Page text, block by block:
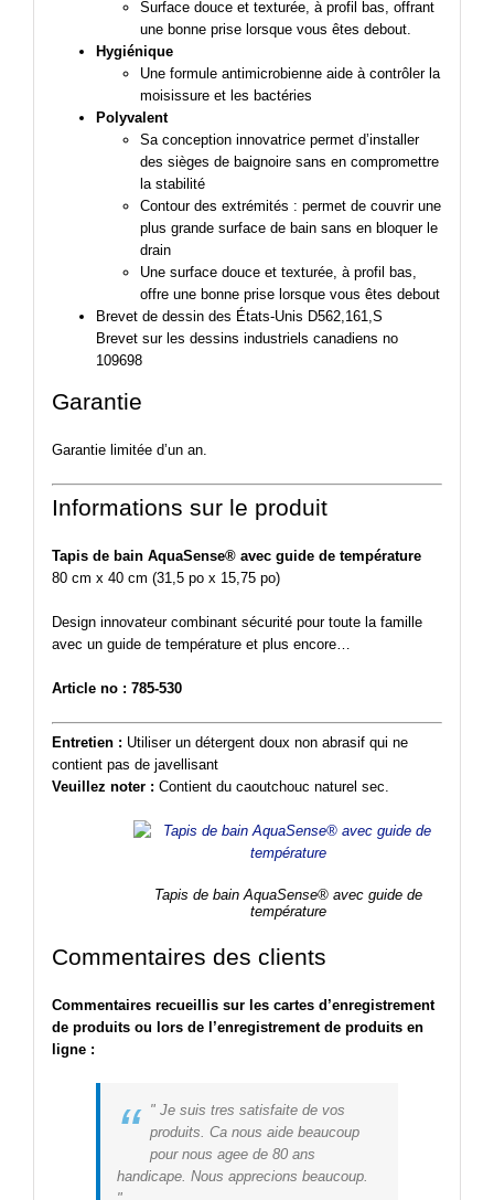
Surface douce et texturée, à profil bas, offrant
une bonne prise lorsque vous êtes debout.
Hygiénique
Une formule antimicrobienne aide à contrôler la
moisissure et les bactéries
Polyvalent
Sa conception innovatrice permet d’installer
des sièges de baignoire sans en compromettre
la stabilité
Contour des extrémités : permet de couvrir une
plus grande surface de bain sans en bloquer le
drain
Une surface douce et texturée, à profil bas,
offre une bonne prise lorsque vous êtes debout
Brevet de dessin des États-Unis D562,161,S
Brevet sur les dessins industriels canadiens no
109698
Garantie
Garantie limitée d’un an.
Informations sur le produit
Tapis de bain AquaSense® avec guide de température
80 cm x 40 cm (31,5 po x 15,75 po)
Design innovateur combinant sécurité pour toute la famille
avec un guide de température et plus encore…
Article no : 785-530
Entretien : Utiliser un détergent doux non abrasif qui ne
contient pas de javellisant
Veuillez noter : Contient du caoutchouc naturel sec.
Tapis de bain AquaSense® avec guide de
température
Commentaires des clients
Commentaires recueillis sur les cartes d’enregistrement
de produits ou lors de l’enregistrement de produits en
ligne :
“
Je suis tres satisfaite de vos
produits. Ca nous aide beaucoup
pour nous agee de 80 ans
handicape. Nous apprecions beaucoup.